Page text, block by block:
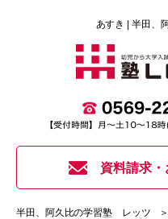
あすき | 半田、
資料請求
半田、阿久比の学習塾 レッツ